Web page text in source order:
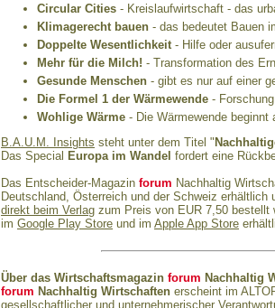
Circular Cities - Kreislaufwirtschaft - das
Klimagerecht bauen - das bedeutet Bauen
Doppelte Wesentlichkeit- Hilfe oder
Mehr für die Milch! - Transformation des
Gesunde Menschen - gibt es nur auf einer
Die Formel 1 der Wärmewende -
Wohlige Wärme - Die Wärmewende beginnt
B.A.U.M. Insights steht unter dem Titel "
Das Special Europa im Wandel fordert eine
Das Entscheider-Magazin forum Nachhaltig
Deutschland, Österreich und der Schweiz
direkt beim Verlag zum Preis von EUR 7,50 bestellt
im Google Play Store und im Apple App Store
Über das Wirtschaftsmagazin forum Nachhaltig
forum Nachhaltig Wirtschaften erscheint im
gesellschaftlicher und unternehmerischer